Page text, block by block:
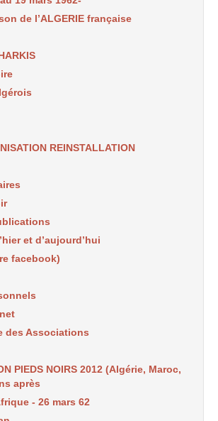
de l’ALGERIE française
REINSTALLATION
et d’aujourd’hui
facebook)
des Associations
PIEDS NOIRS 2012 (Algérie, Maroc,
après
- 26 mars 62